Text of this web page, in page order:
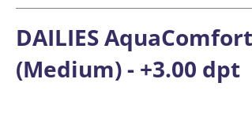
DAILIES
(Medium) - +3.00 dpt